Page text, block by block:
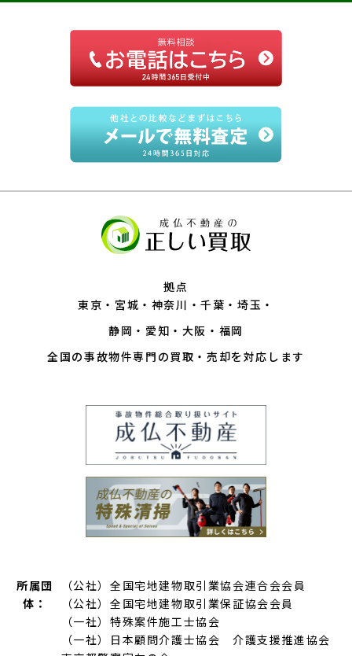
拠点
東京
宮城 神奈川 千葉
埼玉
静岡
愛知 大阪
福岡
全国の事故物件専門の買取・売却を対応します
所属団
体：
（公社）全国宅地建物取引業協会連合会会員
（公社）全国宅地建物取引業保証協会会員
（一社）特殊案件施工士協会
（一社）日本顧問介護士協会 介護支援推進協会